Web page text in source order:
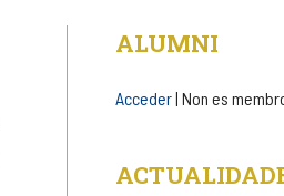
ALUMNI
Acceder| Non es